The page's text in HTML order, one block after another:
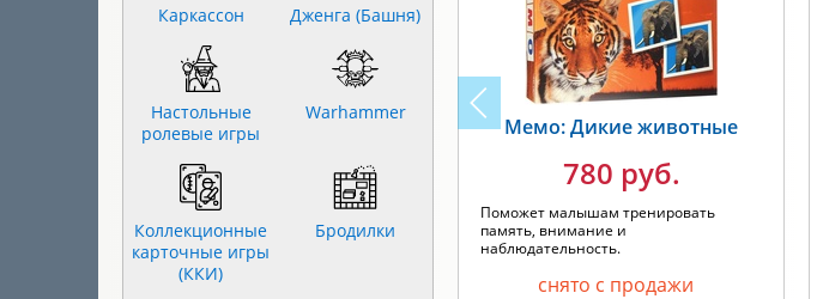
Мемо: Дикие животные
780 руб.
Поможет малышам тренировать
память, внимание и
наблюдательность.
снято с продажи
Каркассон Дженга (Башня)
Настольные
ролевые игры
Warhammer
Коллекционные
карточные игры
(ККИ)
Бродилки